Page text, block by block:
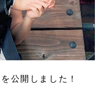
公開しました！